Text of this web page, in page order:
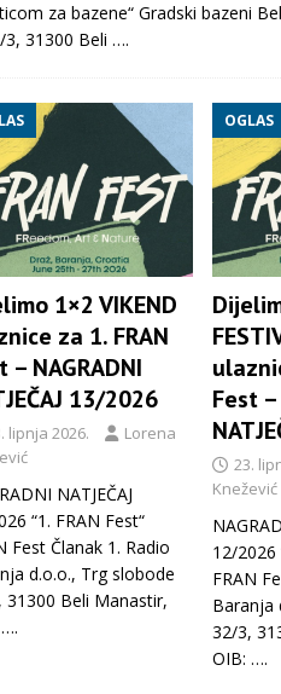
za bazene“ Gradski bazeni
31300 Beli ….
1×2 VIKEND
za 1. FRAN
– NAGRADNI
13/2026
lipnja 2026.
Lorena
NATJEČAJ
“1. FRAN Fest“
Fest Članak 1. Radio
d.o.o., Trg slobode
31300 Beli Manastir,
….
OGLAS
Fest –
23.
Knežević
12/2026
FRAN
Baranja
32/3,
OIB: ….